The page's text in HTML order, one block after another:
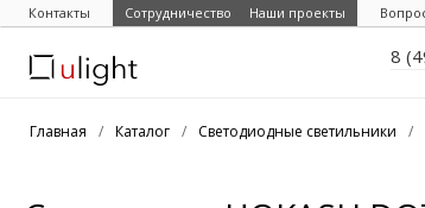
Контакты Сотрудничество Наши проекты
8
Главная / Каталог / Светодиодные светильники /